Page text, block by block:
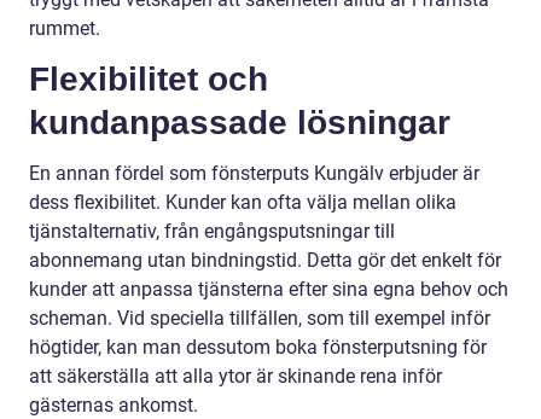
rummet.
Flexibilitet och
kundanpassade lösningar
En annan fördel som fönsterputs Kungälv erbjuder är
dess flexibilitet. Kunder kan ofta välja mellan olika
tjänstalternativ, från engångsputsningar till
abonnemang utan bindningstid. Detta gör det enkelt för
kunder att anpassa tjänsterna efter sina egna behov och
scheman. Vid speciella tillfällen, som till exempel inför
högtider, kan man dessutom boka fönsterputsning för
att säkerställa att alla ytor är skinande rena inför
gästernas ankomst.